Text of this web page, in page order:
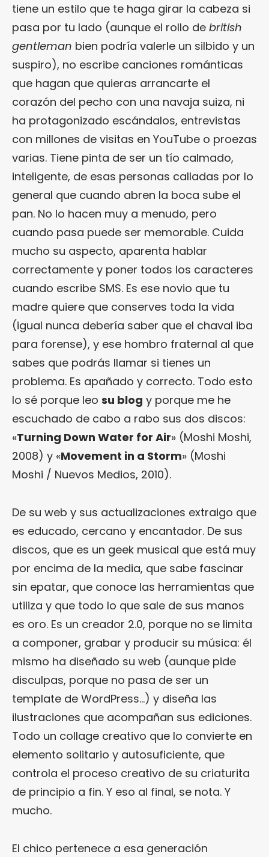
tiene un estilo que te haga girar la cabeza si
pasa por tu lado (aunque el rollo de british
gentleman bien podría valerle un silbido y un
suspiro), no escribe canciones románticas
que hagan que quieras arrancarte el
corazón del pecho con una navaja suiza, ni
ha protagonizado escándalos, entrevistas
con millones de visitas en YouTube o proezas
varias. Tiene pinta de ser un tío calmado,
inteligente, de esas personas calladas por lo
general que cuando abren la boca sube el
pan. No lo hacen muy a menudo, pero
cuando pasa puede ser memorable. Cuida
mucho su aspecto, aparenta hablar
correctamente y poner todos los caracteres
cuando escribe SMS. Es ese novio que tu
madre quiere que conserves toda la vida
(igual nunca debería saber que el chaval iba
para forense), y ese hombro fraternal al que
sabes que podrás llamar si tienes un
problema. Es apañado y correcto. Todo esto
lo sé porque leo su blog y porque me he
escuchado de cabo a rabo sus dos discos:
«Turning Down Water for Air» (Moshi Moshi,
2008) y «Movement in a Storm» (Moshi
Moshi / Nuevos Medios, 2010).
De su web y sus actualizaciones extraigo que
es educado, cercano y encantador. De sus
discos, que es un geek musical que está muy
por encima de la media, que sabe fascinar
sin epatar, que conoce las herramientas que
utiliza y que todo lo que sale de sus manos
es oro. Es un creador 2.0, porque no se limita
a componer, grabar y producir su música: él
mismo ha diseñado su web (aunque pide
disculpas, porque no pasa de ser un
template de WordPress…) y diseña las
ilustraciones que acompañan sus ediciones.
Todo un collage creativo que lo convierte en
elemento solitario y autosuficiente, que
controla el proceso creativo de su criaturita
de principio a fin. Y eso al final, se nota. Y
mucho.
El chico pertenece a esa generación